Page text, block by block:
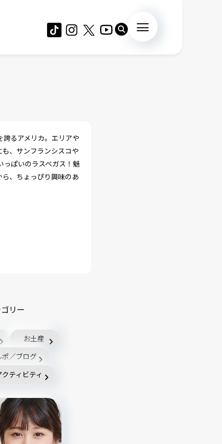
るアメリカ。エリアや
、サンフランシスコや
っぱいのラスベガス！魅
、ちょっぴり興味のあ
リー
お土産
／ブログ
ティビティ